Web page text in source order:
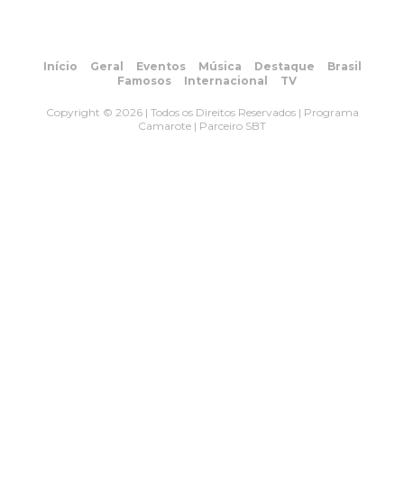
Início Geral Eventos Música Destaque
Brasil
Famosos
Internacional TV
Copyright © 2026 | Todos os Direitos Reservados | Programa
Camarote | Parceiro SBT